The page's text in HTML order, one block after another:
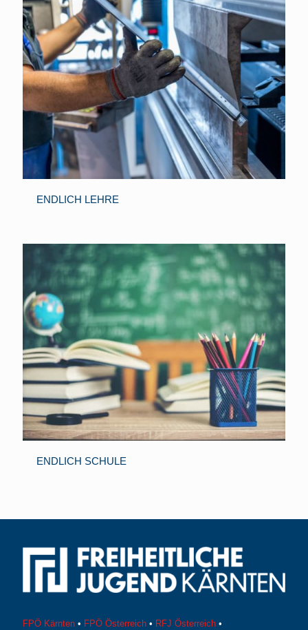
ENDLICH LEHRE
ENDLICH SCHULE
FPÖ Kärnten • FPÖ Österreich • RFJ Österreich •